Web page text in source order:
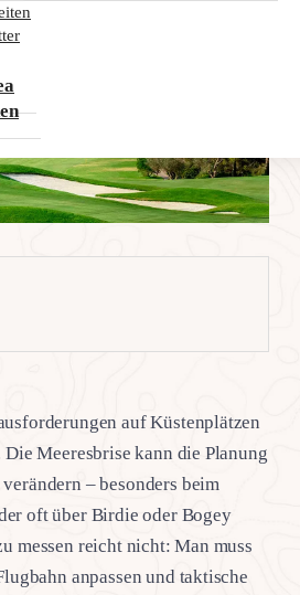
auf Küstenplätzen
Meeresbrise kann die Planung
– besonders beim
oft über Birdie oder Bogey
messen reicht nicht: Man muss
anpassen und taktische